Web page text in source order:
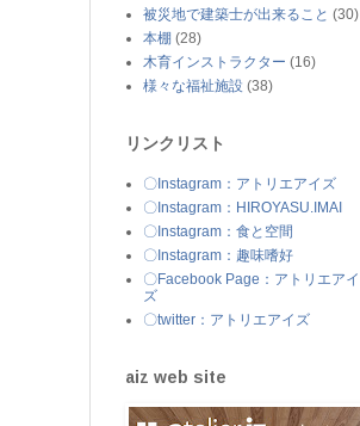
被災地で建築士が出来ること (30)
本棚 (28)
木育インストラクター (16)
様々な福祉施設 (38)
リンクリスト
〇Instagram：アトリエアイズ
〇Instagram：HIROYASU.IMAI
〇Instagram：食と空間
〇Instagram：趣味嗜好
〇Facebook Page：アトリエアイ
ズ
〇twitter：アトリエアイズ
aiz web site